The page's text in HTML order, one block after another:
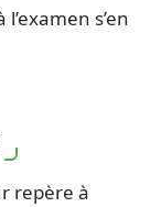
s’en
repère à